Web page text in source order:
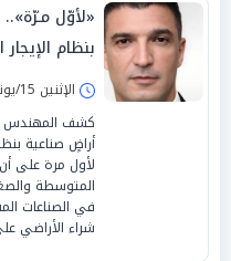
«لأوّل
بنظام
الإثنين 15/يونيو/2026 - 06:39 م
كشف المهندس
أراضٍ صناعية
لأول مرة على
المتوسطة
في الصناعات
شراء الأراضي